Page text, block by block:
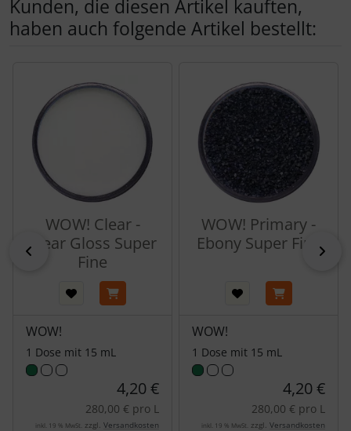
Kunden, die diesen Artikel kauften,
haben auch folgende Artikel bestellt:
zurück
WOW! Clear -
Clear Gloss Super
Fine
WOW!
1 Dose mit 15 mL
4,20 €
280,00 € pro L
inkl. 19 % MwSt. zzgl. Versandkosten
WOW! Primary -
Ebony Super Fine
WOW!
1 Dose mit 15 mL
4,20 €
280,00 € pro L
inkl. 19 % MwSt. zzgl. Versandkosten